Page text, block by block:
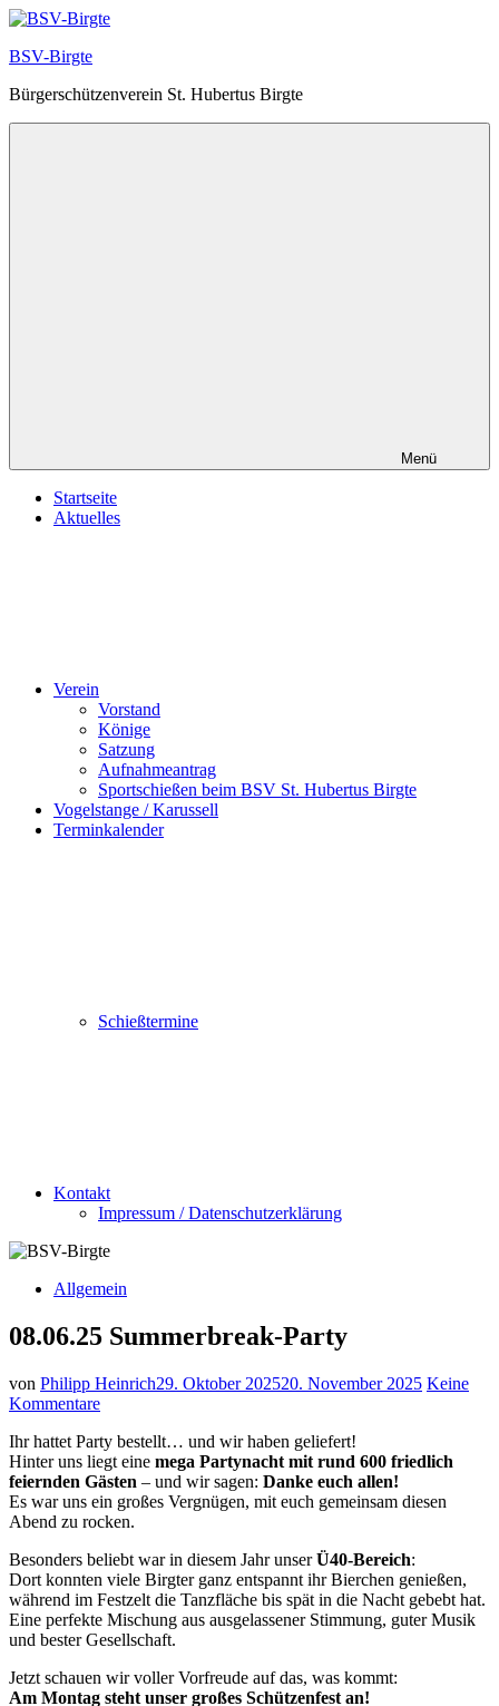
Zum
springen
BSV-Birgte
Bürgerschützenverein St. Hubertus Birgte
Menü
Startseite
Aktuelles
Verein
Vorstand
Könige
Satzung
Aufnahmeantrag
Sportschießen beim BSV St. Hubertus Birgte
Vogelstange / Karussell
Terminkalender
Schießtermine
Kontakt
Impressum / Datenschutzerklärung
Allgemein
08.06.25 Summerbreak-Party
von Philipp Heinrich29. Oktober 202520. November 2025 Keine
Kommentare
Ihr hattet Party bestellt… und wir haben geliefert!
Hinter uns liegt eine mega Partynacht mit rund 600 friedlich
feiernden Gästen – und wir sagen: Danke euch allen!
Es war uns ein großes Vergnügen, mit euch gemeinsam diesen
Abend zu rocken.
Besonders beliebt war in diesem Jahr unserÜ40-Bereich:
Dort konnten viele Birgter ganz entspannt ihr Bierchen genießen,
während im Festzelt die Tanzfläche bis spät in die Nacht gebebt hat.
Eine perfekte Mischung aus ausgelassener Stimmung, guter Musik
und bester Gesellschaft.
Jetzt schauen wir voller Vorfreude auf das, was kommt:
Am Montag steht unser großes Schützenfest an!